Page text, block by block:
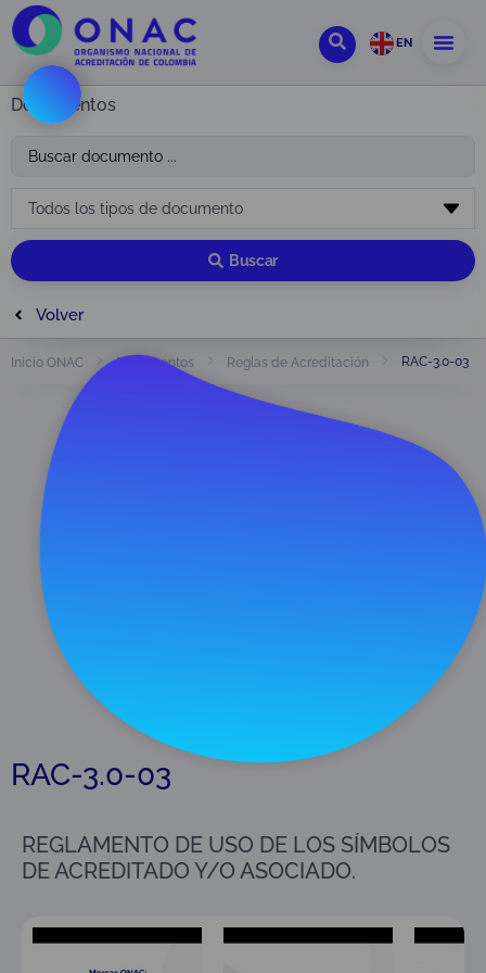
EN
Documentos
Buscar
Volver
Inicio ONAC Documentos Reglas de Acreditación RAC-3.0-03
RAC-3.0-03
REGLAMENTO DE USO DE LOS SÍMBOLOS
DE ACREDITADO Y/O ASOCIADO.